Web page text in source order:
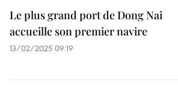
Le plus grand port de Dong Nai
accueille son premier navire
13/02/2025 09:19